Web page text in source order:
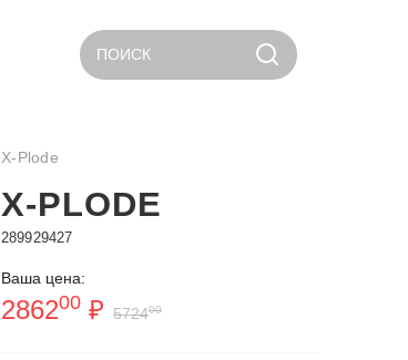
ПОИСК
X-Plode
X-PLODE
289929427
Ваша цена:
286200 ₽ 572400